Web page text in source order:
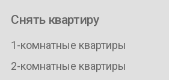
Снять квартиру
1-комнатные квартиры
2-комнатные квартиры